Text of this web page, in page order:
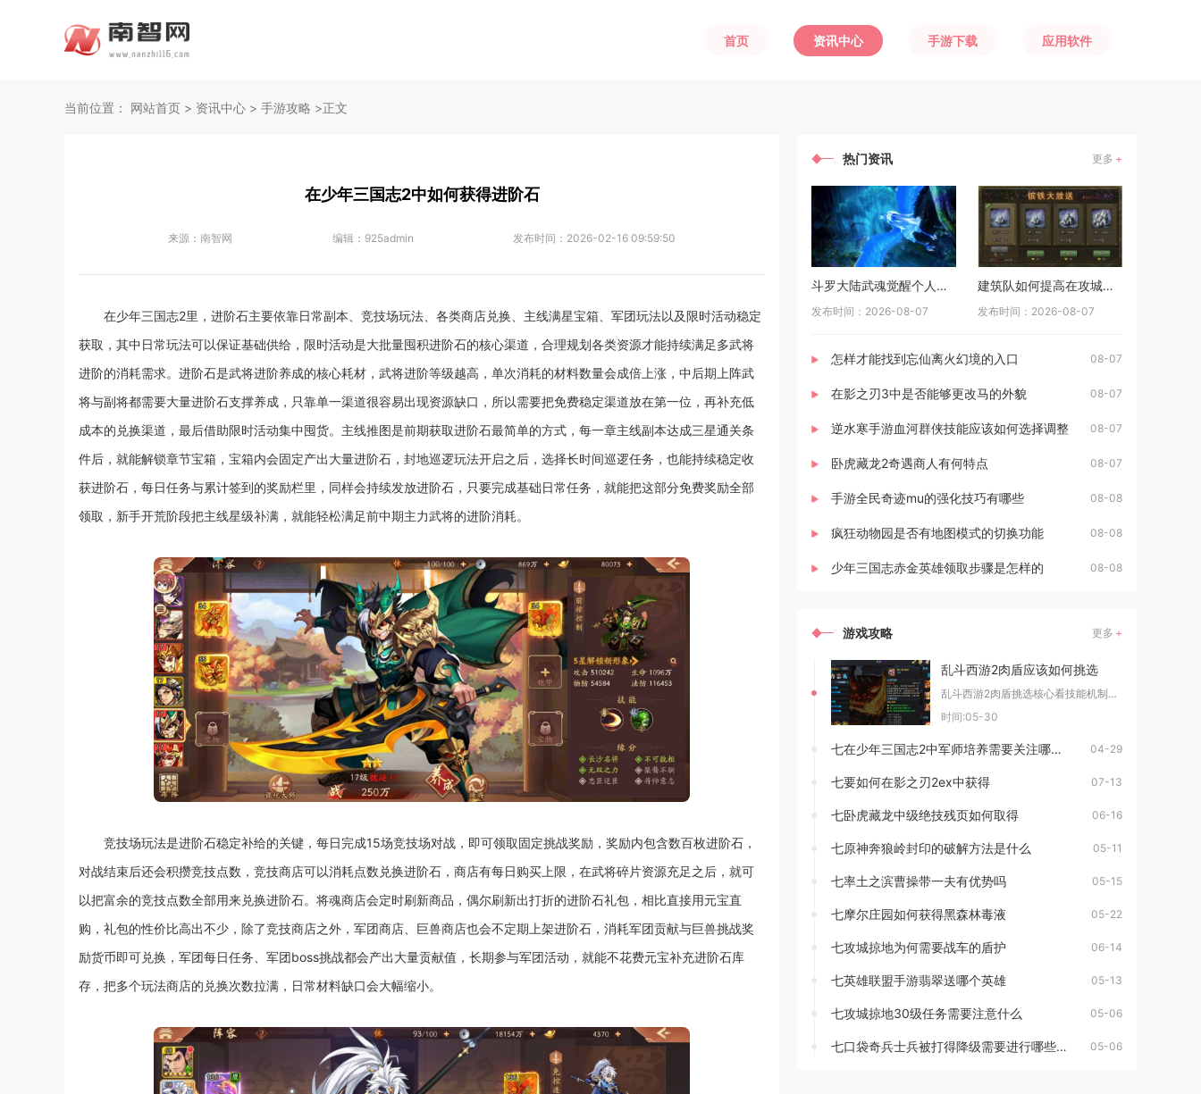
首页 资讯中心 手游下载 应用软件
当前位置： 网站首页 > 资讯中心 > 手游攻略 >正文
在少年三国志2中如何获得进阶石
来源： 南智网 编辑： 925admin 发布时间： 2026-02-16 09:59:50
在少年三国志2里，进阶石主要依靠日常副本、竞技场玩法、各类商店兑换、主线满星宝箱、军团玩法以及限时活动稳定
获取，其中日常玩法可以保证基础供给，限时活动是大批量囤积进阶石的核心渠道，合理规划各类资源才能持续满足多武将
进阶的消耗需求。进阶石是武将进阶养成的核心耗材，武将进阶等级越高，单次消耗的材料数量会成倍上涨，中后期上阵武
将与副将都需要大量进阶石支撑养成，只靠单一渠道很容易出现资源缺口，所以需要把免费稳定渠道放在第一位，再补充低
成本的兑换渠道，最后借助限时活动集中囤货。主线推图是前期获取进阶石最简单的方式，每一章主线副本达成三星通关条
件后，就能解锁章节宝箱，宝箱内会固定产出大量进阶石，封地巡逻玩法开启之后，选择长时间巡逻任务，也能持续稳定收
获进阶石，每日任务与累计签到的奖励栏里，同样会持续发放进阶石，只要完成基础日常任务，就能把这部分免费奖励全部
领取，新手开荒阶段把主线星级补满，就能轻松满足前中期主力武将的进阶消耗。
竞技场玩法是进阶石稳定补给的关键，每日完成15场竞技场对战，即可领取固定挑战奖励，奖励内包含数百枚进阶石，
对战结束后还会积攒竞技点数，竞技商店可以消耗点数兑换进阶石，商店有每日购买上限，在武将碎片资源充足之后，就可
以把富余的竞技点数全部用来兑换进阶石。将魂商店会定时刷新商品，偶尔刷新出打折的进阶石礼包，相比直接用元宝直
购，礼包的性价比高出不少，除了竞技商店之外，军团商店、巨兽商店也会不定期上架进阶石，消耗军团贡献与巨兽挑战奖
励货币即可兑换，军团每日任务、军团boss挑战都会产出大量贡献值，长期参与军团活动，就能不花费元宝补充进阶石库
存，把多个玩法商店的兑换次数拉满，日常材料缺口会大幅缩小。
热门资讯 更多
斗罗大陆武魂觉醒个人训练如何准备
发布时间：2026-08-07
建筑队如何提高在攻城掠地中的生存能力
发布时间：2026-08-07
怎样才能找到忘仙离火幻境的入口 08-07
在影之刃3中是否能够更改马的外貌 08-07
逆水寒手游血河群侠技能应该如何选择调整 08-07
卧虎藏龙2奇遇商人有何特点 08-07
手游全民奇迹mu的强化技巧有哪些 08-08
疯狂动物园是否有地图模式的切换功能 08-08
少年三国志赤金英雄领取步骤是怎样的 08-08
游戏攻略 更多
乱斗西游2肉盾应该如何挑选
乱斗西游2肉盾挑选核心看技能机制、生存属性与阵容适配，优先选地藏菩萨、白象精、牛魔王，进阶
时间:05-30
七在少年三国志2中军师培养需要关注哪些方面 04-29
七要如何在影之刃2ex中获得 07-13
七卧虎藏龙中级绝技残页如何取得 06-16
七原神奔狼岭封印的破解方法是什么 05-11
七率土之滨曹操带一夫有优势吗 05-15
七摩尔庄园如何获得黑森林毒液 05-22
七攻城掠地为何需要战车的盾护 06-14
七英雄联盟手游翡翠送哪个英雄 05-13
七攻城掠地30级任务需要注意什么 05-06
七口袋奇兵士兵被打得降级需要进行哪些改进 05-06